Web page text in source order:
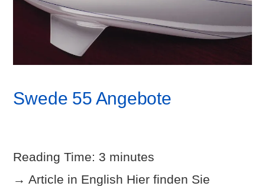
Swede 55 Angebote
Reading Time: 3 minutes
→ Article in English Hier finden Sie